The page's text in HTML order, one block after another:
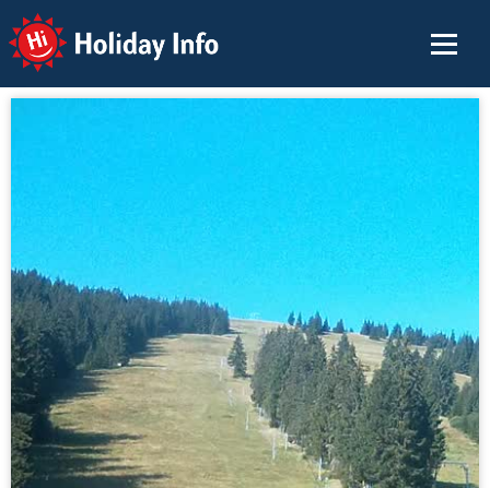
Holiday Info